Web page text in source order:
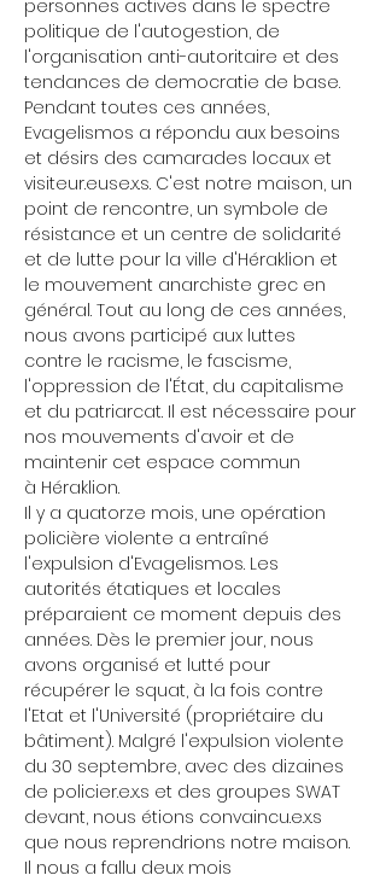
personnes actives dans le spectre
politique de l'autogestion, de
l'organisation anti-autoritaire et des
tendances de democratie de base.
Pendant toutes ces années,
Evagelismos a répondu aux besoins
et désirs des camarades locaux et
visiteur.euse.x.s. C'est notre maison, un
point de rencontre, un symbole de
résistance et un centre de solidarité
et de lutte pour la ville d'Héraklion et
le mouvement anarchiste grec en
général. Tout au long de ces années,
nous avons participé aux luttes
contre le racisme, le fascisme,
l'oppression de l'État, du capitalisme
et du patriarcat. Il est nécessaire pour
nos mouvements d'avoir et de
maintenir cet espace commun
à Héraklion.
Il y a quatorze mois, une opération
policière violente a entraîné
l'expulsion d'Evagelismos. Les
autorités étatiques et locales
préparaient ce moment depuis des
années. Dès le premier jour, nous
avons organisé et lutté pour
récupérer le squat, à la fois contre
l'Etat et l'Université (propriétaire du
bâtiment). Malgré l'expulsion violente
du 30 septembre, avec des dizaines
de policier.e.x.s et des groupes SWAT
devant, nous étions convaincu.e.x.s
que nous reprendrions notre maison.
Il nous a fallu deux mois